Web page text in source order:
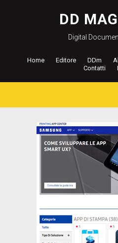
DD
Digital
Home Editore DDm
Contatti